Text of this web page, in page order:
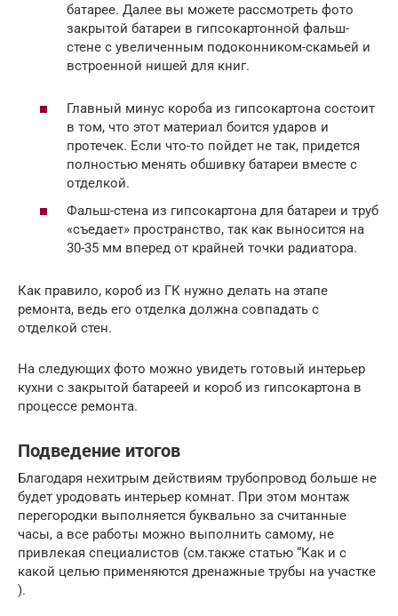
батарее. Далее вы можете рассмотреть фото
закрытой батареи в гипсокартонной фальш-
стене с увеличенным подоконником-скамьей и
встроенной нишей для книг.
Главный минус короба из гипсокартона состоит
в том, что этот материал боится ударов и
протечек. Если что-то пойдет не так, придется
полностью менять обшивку батареи вместе с
отделкой.
Фальш-стена из гипсокартона для батареи и труб
«съедает» пространство, так как выносится на
30-35 мм вперед от крайней точки радиатора.
Как правило, короб из ГК нужно делать на этапе
ремонта, ведь его отделка должна совпадать с
отделкой стен.
На следующих фото можно увидеть готовый интерьер
кухни с закрытой батареей и короб из гипсокартона в
процессе ремонта.
Подведение итогов
Благодаря нехитрым действиям трубопровод больше не
будет уродовать интерьер комнат. При этом монтаж
перегородки выполняется буквально за считанные
часы, а все работы можно выполнить самому, не
привлекая специалистов (см.также статью “Как и с
какой целью применяются дренажные трубы на участке
).